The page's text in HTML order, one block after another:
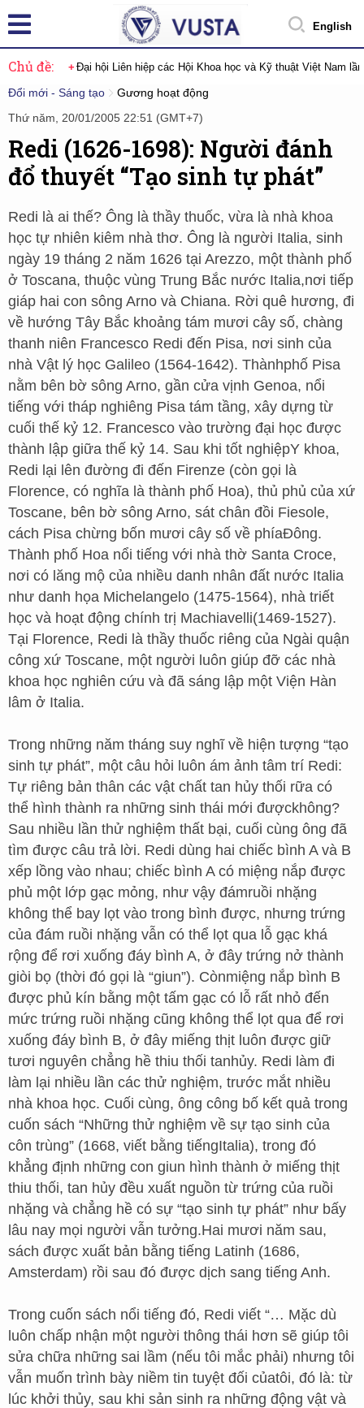
English
Chủ đề: Đại hội Liên hiệp các Hội Khoa học và Kỹ thuật Việt Nam
Đổi mới - Sáng tạo
Gương hoạt động
Thứ năm, 20/01/2005 22:51 (GMT+7)
Redi (1626-1698): Người đánh
đổ thuyết “Tạo sinh tự phát”
Redi là ai thế? Ông là thầy thuốc, vừa là nhà khoa
học tự nhiên kiêm nhà thơ. Ông là người Italia, sinh
ngày 19 tháng 2 năm 1626 tại Arezzo, một thành phố
ở Toscana, thuộc vùng Trung Bắc nước Italia,nơi tiếp
giáp hai con sông Arno và Chiana. Rời quê hương, đi
về hướng Tây Bắc khoảng tám mươi cây số, chàng
thanh niên Francesco Redi đến Pisa, nơi sinh của
nhà Vật lý học Galileo (1564-1642). Thànhphố Pisa
nằm bên bờ sông Arno, gần cửa vịnh Genoa, nổi
tiếng với tháp nghiêng Pisa tám tầng, xây dựng từ
cuối thế kỷ 12. Francesco vào trường đại học được
thành lập giữa thế kỷ 14. Sau khi tốt nghiệpY khoa,
Redi lại lên đường đi đến Firenze (còn gọi là
Florence, có nghĩa là thành phố Hoa), thủ phủ của xứ
Toscane, bên bờ sông Arno, sát chân đồi Fiesole,
cách Pisa chừng bốn mươi cây số về phíaĐông.
Thành phố Hoa nổi tiếng với nhà thờ Santa Croce,
nơi có lăng mộ của nhiều danh nhân đất nước Italia
như danh họa Michelangelo (1475-1564), nhà triết
học và hoạt động chính trị Machiavelli(1469-1527).
Tại Florence, Redi là thầy thuốc riêng của Ngài quận
công xứ Toscane, một người luôn giúp đỡ các nhà
khoa học nghiên cứu và đã sáng lập một Viện Hàn
lâm ở Italia.
Trong những năm tháng suy nghĩ về hiện tượng “tạo
sinh tự phát”, một câu hỏi luôn ám ảnh tâm trí Redi:
Tự riêng bản thân các vật chất tan hủy thối rữa có
thể hình thành ra những sinh thái mới đượckhông?
Sau nhiều lần thử nghiệm thất bại, cuối cùng ông đã
tìm được câu trả lời. Redi dùng hai chiếc bình A và B
xếp lồng vào nhau; chiếc bình A có miệng nắp được
phủ một lớp gạc mỏng, như vậy đámruồi nhặng
không thể bay lọt vào trong bình được, nhưng trứng
của đám ruồi nhặng vẫn có thể lọt qua lỗ gạc khá
rộng để rơi xuống đáy bình A, ở đây trứng nở thành
giòi bọ (thời đó gọi là “giun”). Cònmiệng nắp bình B
được phủ kín bằng một tấm gạc có lỗ rất nhỏ đến
mức trứng ruồi nhặng cũng không thể lọt qua để rơi
xuống đáy bình B, ở đây miếng thịt luôn được giữ
tươi nguyên chẳng hề thiu thối tanhủy. Redi làm đi
làm lại nhiều lần các thử nghiệm, trước mắt nhiều
nhà khoa học. Cuối cùng, ông công bố kết quả trong
cuốn sách “Những thử nghiệm về sự tạo sinh của
côn trùng” (1668, viết bằng tiếngItalia), trong đó
khẳng định những con giun hình thành ở miếng thịt
thiu thối, tan hủy đều xuất nguồn từ trứng của ruồi
nhặng và chẳng hề có sự “tạo sinh tự phát” như bấy
lâu nay mọi người vẫn tưởng.Hai mươi năm sau,
sách được xuất bản bằng tiếng Latinh (1686,
Amsterdam) rồi sau đó được dịch sang tiếng Anh.
Trong cuốn sách nổi tiếng đó, Redi viết “… Mặc dù
luôn chấp nhận một người thông thái hơn sẽ giúp tôi
sửa chữa những sai lầm (nếu tôi mắc phải) nhưng tôi
vẫn muốn trình bày niềm tin tuyệt đối củatôi, đó là: từ
lúc khởi thủy, sau khi sản sinh ra những động vật và